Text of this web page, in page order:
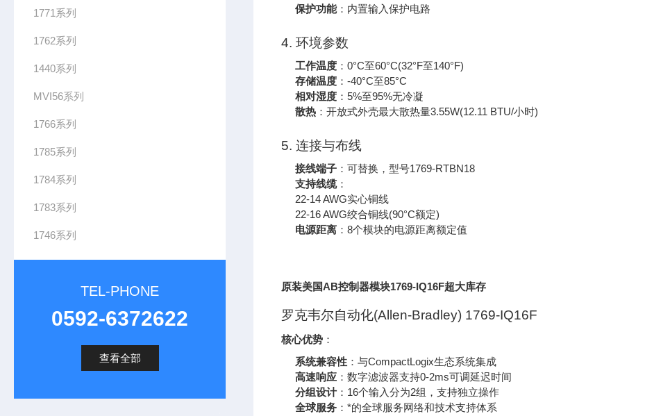
1771系列
1762系列
1440系列
MVI56系列
1766系列
1785系列
1784系列
1783系列
1746系列
TEL-PHONE
0592-6372622
查看全部
保护功能：内置输入保护电路
4. 环境参数
工作温度 ：0°C至60°C(32°F至140°F)
存储温度 ：-40°C至85°C
相对湿度 ：5%至95%无冷凝
散热 ：开放式外壳最大散热量3.55W(12.11 BTU/小时)
5. 连接与布线
接线端子 ：可替换，型号1769-RTBN18
支持线缆：
22-14 AWG实心铜线
22-16 AWG绞合铜线(90°C额定)
电源距离 ：8个模块的电源距离额定值
原装美国AB控制器模块1769-IQ16F超大库存
罗克韦尔自动化(Allen-Bradley) 1769-IQ16F
核心优势 ：
系统兼容性 ：与CompactLogix生态系统集成
高速响应 ：数字滤波器支持0-2ms可调延迟时间
分组设计：16个输入分为2组，支持独立操作
全球服务 ：*的全球服务网络和技术支持体系